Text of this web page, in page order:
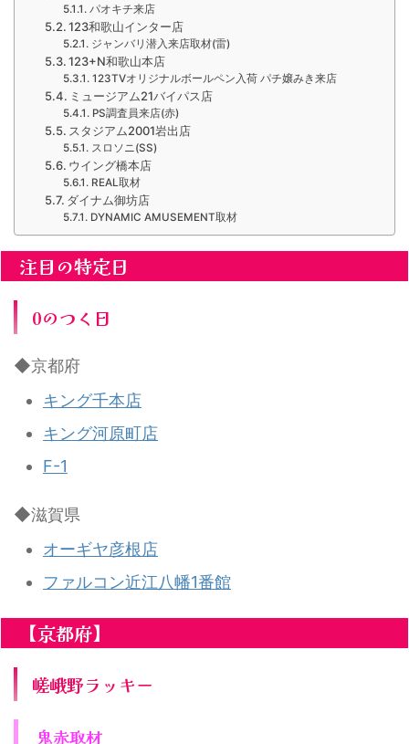
パオキチ来店
123和歌山インター店
ジャンバリ潜入来店取材(雷)
123+N和歌山本店
123TVオリジナルボールペン入荷 パチ嬢みき来店
ミュージアム21バイパス店
PS調査員来店(赤)
スタジアム2001岩出店
スロソニ(SS)
ウイング橋本店
REAL取材
ダイナム御坊店
DYNAMIC AMUSEMENT取材
注目の特定日
0のつく日
◆京都府
キング千本店
キング河原町店
F-1
◆滋賀県
オーギヤ彦根店
ファルコン近江八幡1番館
【京都府】
嵯峨野ラッキー
鬼赤取材